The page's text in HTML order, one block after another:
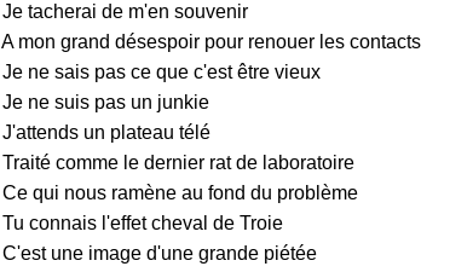
Je tacherai de m'en souvenir
A mon grand désespoir pour renouer les contacts
Je ne sais pas ce que c'est être vieux
Je ne suis pas un junkie
J'attends un plateau télé
Traité comme le dernier rat de laboratoire
Ce qui nous ramène au fond du problème
Tu connais l'effet cheval de Troie
C'est une image d'une grande piétée